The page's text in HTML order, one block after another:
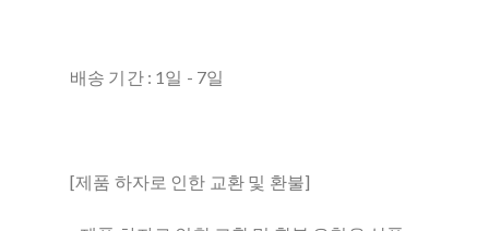
배송 기간 : 1일 - 7일
[제품 하자로 인한 교환 및 환불]